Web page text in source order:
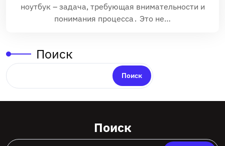
ноутбук – задача, требующая внимательности и
понимания процесса․ Это не…
Поиск
Поиск
Поиск